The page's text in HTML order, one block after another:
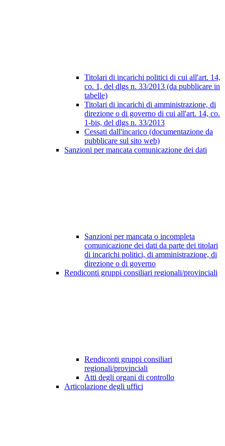
Titolari di incarichi politici di cui all'art. 14,
co. 1, del dlgs n. 33/2013 (da pubblicare in
tabelle)
Titolari di incarichi di amministrazione, di
direzione o di governo di cui all'art. 14, co.
1-bis, del dlgs n. 33/2013
Cessati dall'incarico (documentazione da
pubblicare sul sito web)
Sanzioni per mancata comunicazione dei dati
Sanzioni per mancata o incompleta
comunicazione dei dati da parte dei titolari
di incarichi politici, di amministrazione, di
direzione o di governo
Rendiconti gruppi consiliari regionali/provinciali
Rendiconti gruppi consiliari
regionali/provinciali
Atti degli organi di controllo
Articolazione degli uffici